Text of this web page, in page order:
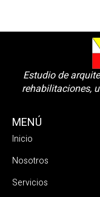
Estudio de
rehabilitaciones,
MENÚ
Inicio
Nosotros
Servicios